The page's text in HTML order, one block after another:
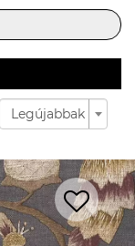
Legújabbak